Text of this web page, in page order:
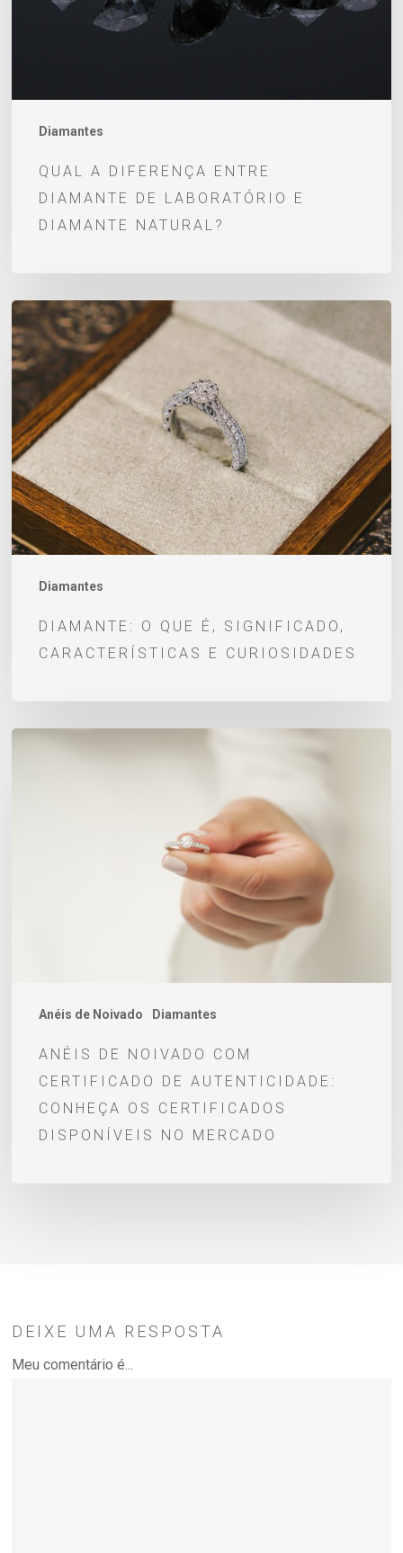
Diamantes
natural?
QUAL A DIFERENÇA ENTRE
DIAMANTE DE LABORATÓRIO E
DIAMANTE NATURAL?
Diamantes
Diamante:
o
que
é,
significado,
características
e
curiosidades
DIAMANTE: O QUE É, SIGNIFICADO,
CARACTERÍSTICAS E CURIOSIDADES
Anéis de Noivado Diamantes
disponíveis
mercado
ANÉIS DE NOIVADO COM
CERTIFICADO DE AUTENTICIDADE:
CONHEÇA OS CERTIFICADOS
DISPONÍVEIS NO MERCADO
DEIXE UMA RESPOSTA
Meu comentário é...